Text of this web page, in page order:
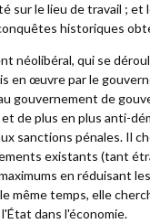
sur le lieu de travail ;
historiques
néolibéral, qui se
en œuvre par le
gouvernement de
de plus en plus anti-
sanctions pénales. Il
existants (tant
en réduisant
même temps, elle
dans l'économie.